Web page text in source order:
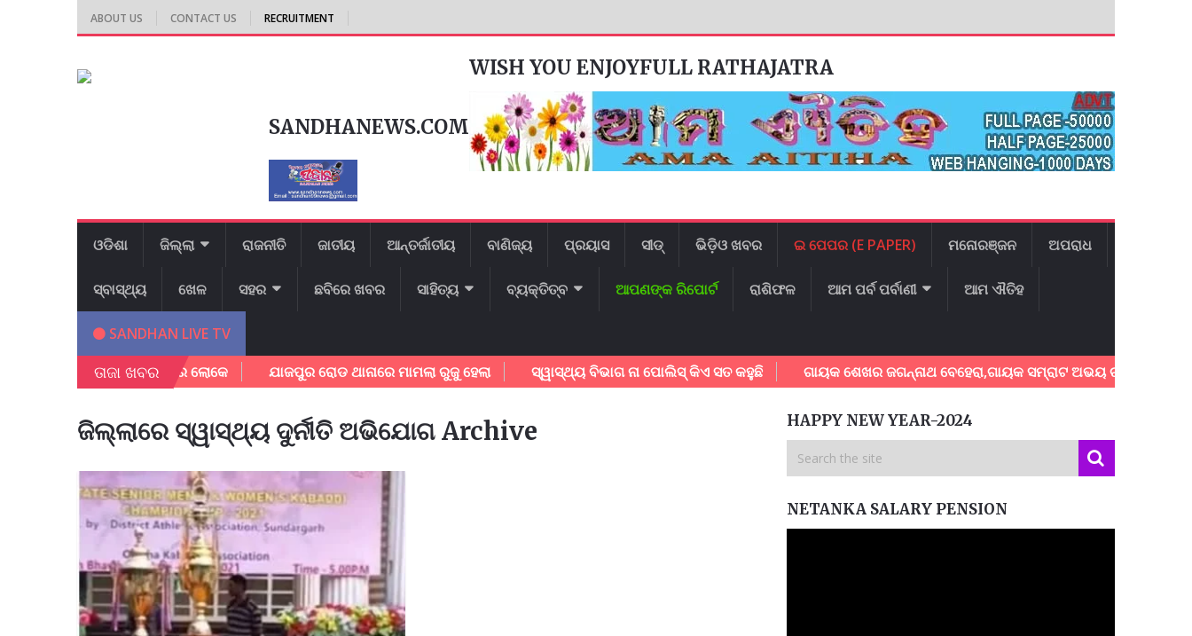
ABOUT US CONTACT US RECRUITMENT
WISH YOU ENJOYFULL RATHAJATRA
SANDHANEWS.COM
ଓଡିଶା ଜିଲ୍ଲା ରାଜନୀତି ଜାତୀୟ ଆନ୍ତର୍ଜାତୀୟ ବାଣିଜ୍ୟ ପ୍ରୟାସ ସୀଡ୍ ଭିଡ଼ିଓ ଖବର ଇ ପେପର (E PAPER) ମନୋରଞ୍ଜନ ଅପରାଧ
ସ୍ବାସ୍ଥ୍ୟ ଖେଳ ସହର ଛବିରେ ଖବର ସାହିତ୍ୟ ବ୍ୟକ୍ତିତ୍ବ ଆପଣଙ୍କ ରିପୋର୍ଟ ରାଶିଫଳ ଆମ ପର୍ବ ପର୍ବାଣୀ ଆମ ଐତିହ
SANDHAN LIVE TV
ତାଜା ଖବର
ବର୍ତ୍ତିଲେ ପରିବାର ଲୋକେ ଯାଜପୁର ରୋଡ ଥାନାରେ ମାମଲା ରୁଜୁ ହେଲା ସ୍ୱାସ୍ଥ୍ୟ ବିଭାଗ ନା ପୋଲିସ୍ କିଏ ସତ କହୁଛି ଗାୟକ ଶେଖର ଜଗନ୍ନାଥ ବେହେରା,ଗାୟକ ସମ୍ରାଟ ଅଭୟ ଚରଣ ସ୍ଵାଇଁଙ୍କ
ଜିଲ୍ଲାରେ ସ୍ୱାସ୍ଥ୍ୟ ଦୁର୍ନୀତି ଅଭିଯୋଗ Archive HAPPY NEW YEAR-2024
NETANKA SALARY PENSION